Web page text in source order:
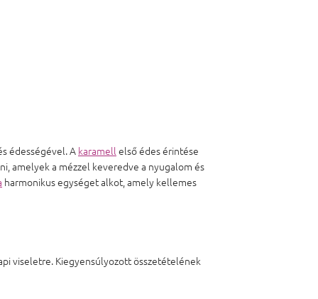
édességével. A karamell első édes érintése
amelyek a mézzel keveredve a nyugalom és
harmonikus egységet alkot, amely kellemes
viseletre. Kiegyensúlyozott összetételének